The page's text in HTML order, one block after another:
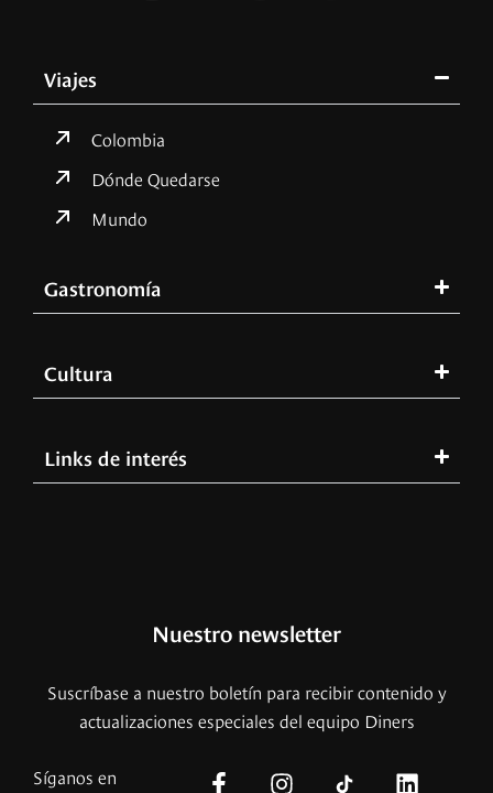
Viajes
Colombia
Dónde Quedarse
Mundo
Gastronomía
Cultura
Links de interés
Nuestro newsletter
Suscríbase a nuestro boletín para recibir contenido y
actualizaciones especiales del equipo Diners
Síganos en